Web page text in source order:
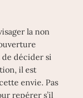
la non
décider si
il est
envie. Pas
repérer s’il